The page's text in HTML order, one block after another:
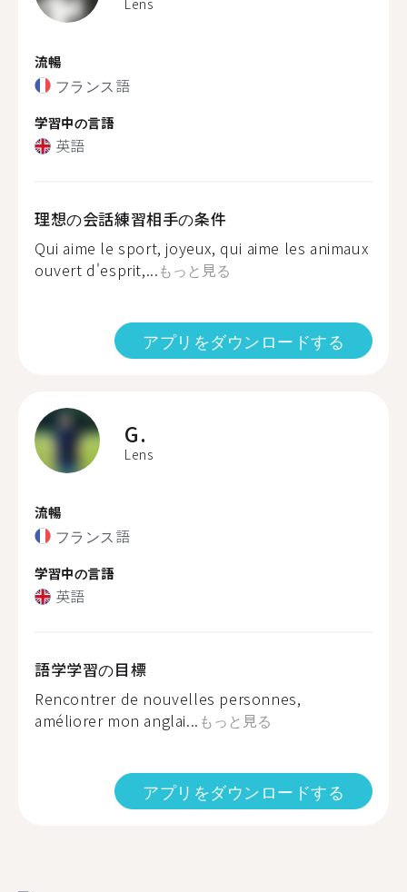
Lens
流暢
フランス語
学習中の言語
英語
理想の会話練習相手の条件
Qui aime le sport, joyeux, qui aime les animaux
ouvert d'esprit,...もっと見る
アプリをダウンロードする
G.
Lens
流暢
フランス語
学習中の言語
英語
語学学習の目標
Rencontrer de nouvelles personnes,
améliorer mon anglai... もっと見る
アプリをダウンロードする